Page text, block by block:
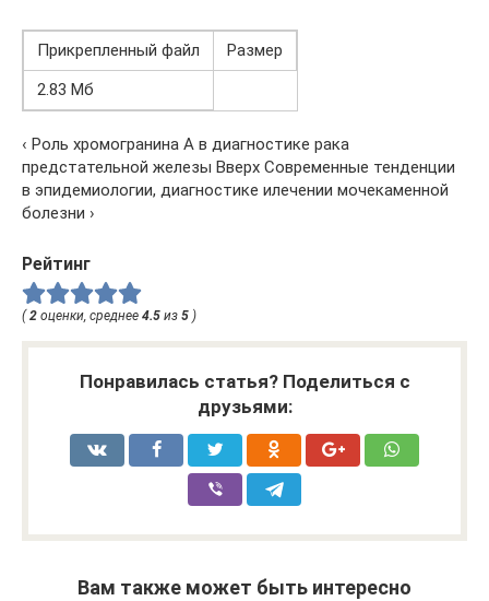
Прикрепленный файл
Размер
2.83 Мб
‹ Роль хромогранина А в диагностике рака
предстательной железы Вверх Современные тенденции
в эпидемиологии, диагностике илечении мочекаменной
болезни ›
Рейтинг
( 2 оценки, среднее 4.5 из 5 )
Понравилась статья? Поделиться с
друзьями:
Вам также может быть интересно